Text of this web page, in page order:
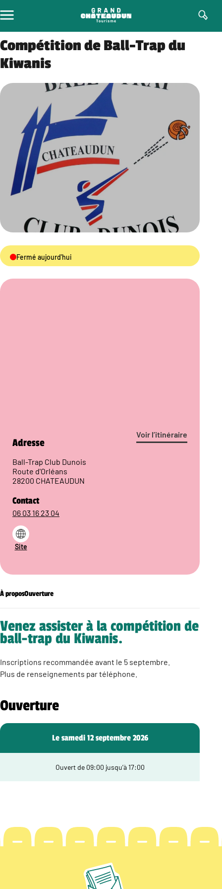
au
contenu
Compétition de Ball-Trap du
Kiwanis
Fermé aujourd'hui
Voir l’itinéraire
Adresse
Ball-Trap Club Dunois
Route d'Orléans
28200 CHATEAUDUN
Contact
06 03 16 23 04
Site
À proposOuverture
Venez assister à la compétition de
ball-trap du Kiwanis.
Inscriptions recommandée avant le 5 septembre.
Plus de renseignements par téléphone.
Ouverture
Le samedi 12 septembre 2026
Ouvert de 09:00 jusqu’à 17:00